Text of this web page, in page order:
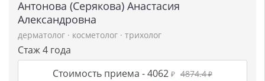
Антонова (Серякова) Анастасия
Александровна
дерматолог · косметолог · трихолог
Стаж 4 года
Стоимость приема -4062 ₽ 4874.4₽